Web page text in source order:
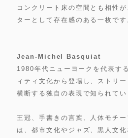
コンクリート床の空間とも相性
ターとして存在感のある一枚です
Jean-Michel Basquiat
1980年代ニューヨークを代表す
ィティ文化から登場し、ストリ
横断する独自の表現で知られてい
王冠、手書きの言葉、人体モチ
は、都市文化やジャズ、黒人文